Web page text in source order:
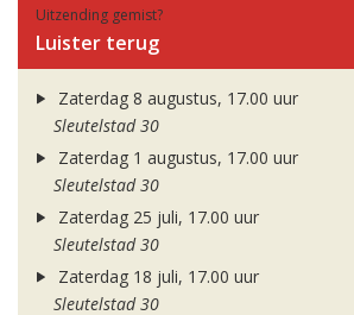
Uitzending gemist?
Luister terug
Zaterdag 8 augustus, 17.00 uur
Sleutelstad 30
Zaterdag 1 augustus, 17.00 uur
Sleutelstad 30
Zaterdag 25 juli, 17.00 uur
Sleutelstad 30
Zaterdag 18 juli, 17.00 uur
Sleutelstad 30